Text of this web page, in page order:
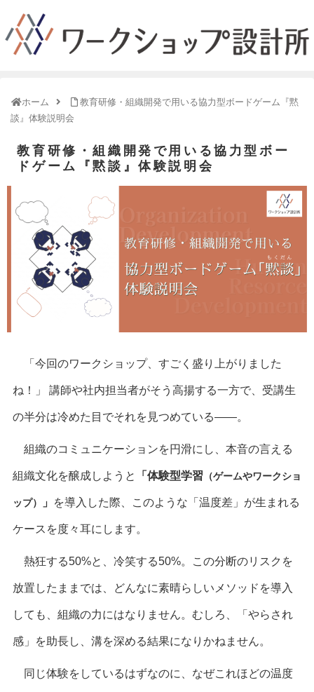
ホーム
教育研修・組織開発で用いる協力型ボードゲーム『黙
談』体験説明会
教育研修・組織開発で用いる協力型ボー
ドゲーム『黙談』体験説明会
「今回のワークショップ、すごく盛り上がりました
ね！」 講師や社内担当者がそう高揚する一方で、受講生
の半分は冷めた目でそれを見つめている——。
組織のコミュニケーションを円滑にし、本音の言える
組織文化を醸成しようと 「体験型学習 （ゲームやワークショ
ップ） 」 を導入した際、このような「温度差」が生まれる
ケースを度々耳にします。
熱狂する50%と、冷笑する50%。この分断のリスクを
放置したままでは、どんなに素晴らしいメソッドを導入
しても、組織の力にはなりません。むしろ、「やらされ
感」を助長し、溝を深める結果になりかねません。
同じ体験をしているはずなのに、なぜこれほどの温度